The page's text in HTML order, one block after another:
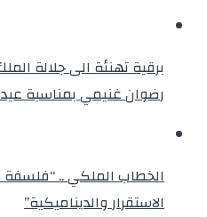
برقية تهنئة الى جلالة
رضوان غنيمي بمناسبة
الخطاب الملكي .. “فلسفة
الاستقرار والديناميكية”